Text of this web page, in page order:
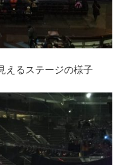
えるステージの様子